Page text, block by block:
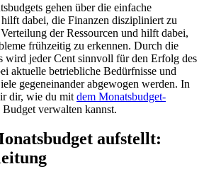
gehen über die einfache
dabei, die Finanzen diszipliniert zu
der Ressourcen und hilft dabei,
frühzeitig zu erkennen. Durch die
wird jeder Cent sinnvoll für den Erfolg des
aktuelle betriebliche Bedürfnisse und
gegeneinander abgewogen werden. In
dir, wie du mit dem Monatsbudget-
verwalten kannst.
aufstellt: